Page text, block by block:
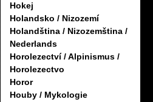
Hokej
Holandsko / Nizozemí
Holandština / Nizozemština /
Nederlands
Horolezectví / Alpinismus /
Horolezectvo
Horor
Houby / Mykologie